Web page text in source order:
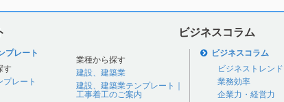
ビジネスコラム
プレート
す
プレート
業種から探す
建設、建築業
建設、建築業テンプレート｜
工事着工のご案内
ビジネスコラム
ビジネストレンド
業務効率
企業力・経営力